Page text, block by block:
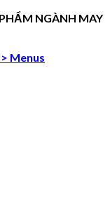
NGÀNH MAY
Menus